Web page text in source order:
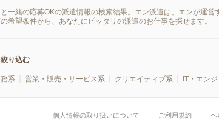
一緒の応募OKの派遣情報の検索結果。エン派遣は、エンが運
希望条件から、あなたにピッタリの派遣のお仕事を探せます。
り込む
系 営業・販売・サービス系 クリエイティブ系 IT・エン
個人情報の取り扱いについて ご利用規約 ヘ